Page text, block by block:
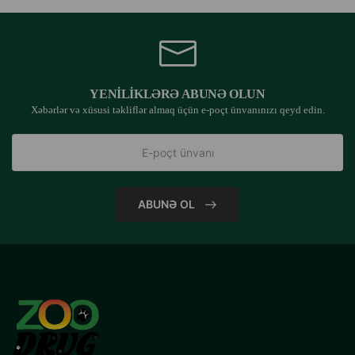
550 mq
Tərkibi:
Quş əti (39%, qurudulmuş və üyüdülmüş), düyü, qarğıdalı,
qarğıdalı qlüteni, quş yağı, şəkər çuğunduru pulpası,
selüloza, pivə mayası, balıq unu, mikronizə edilmiş
klinoptilolit (1%), yumurta tozu, çikoriy ekstraktı, mannan-
500 BV, Vitamin E – 550 mq, dəmir – 50 mq, yod – 1,5 mq,
mis – 5 mq, manqan – 20 mq, sink – 115 mq, selen – 0,1 mq,
YENILIKLƏRƏ ABUNƏ OLUN
Xəbərlər və xüsusi təkliflər almaq üçün e-poçt ünvanınızı qeyd edin.
ABUNƏ OL